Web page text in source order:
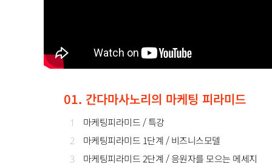
01. 간다마사노리의 마케팅 피라미드
1 마케팅피라미드 / 특강
2 마케팅피라미드 1단계 / 비즈니스모델
3 마케팅피라미드 2단계 / 응원자를 모으는 메세지